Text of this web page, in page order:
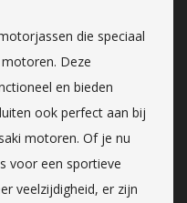
die speciaal
Deze
en bieden
ook perfect aan bij
motoren. Of je nu
voor een sportieve
veelzijdigheid, er zijn